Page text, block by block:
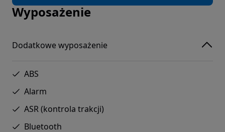
Wyposażenie
Dodatkowe wyposażenie
ABS
Alarm
ASR (kontrola trakcji)
Bluetooth